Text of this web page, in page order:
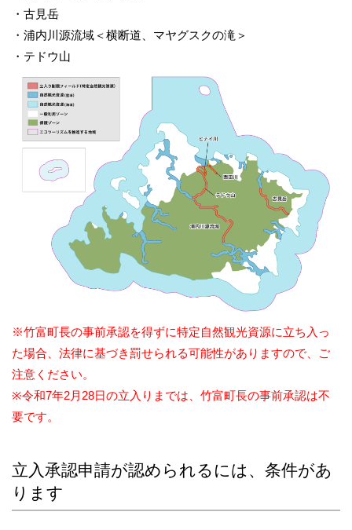
・古見岳
・浦内川源流域＜横断道、マヤグスクの滝＞
・テドウ山
※竹富町長の事前承認を得ずに特定自然観光資源に立ち入っ
た場合、法律に基づき罰せられる可能性がありますので、ご
注意ください。
※令和7年2月28日の立入りまでは、竹富町長の事前承認は不
要です。
立入承認申請が認められるには、条件があ
ります